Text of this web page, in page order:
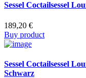
Sessel Coctailsessel
189,20 €
Buy product
Sessel Coctailsessel
Schwarz